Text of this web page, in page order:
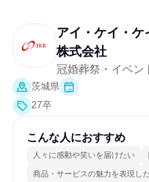
アイ・ケイ・ケ
株式会社
冠婚葬祭・イベン
茨城県
27卒
こんな人におすすめ
人々に感動や笑いを届けたい
商品・サービスの魅力を表現し